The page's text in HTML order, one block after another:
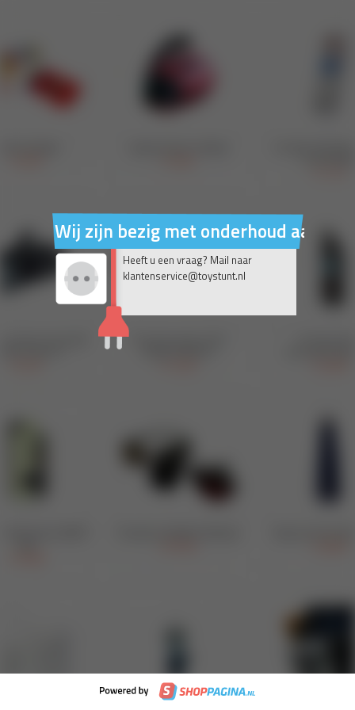
Wij zijn bezig met onderhoud aan
Heeft u een vraag? Mail naar
klantenservice@toystunt.nl